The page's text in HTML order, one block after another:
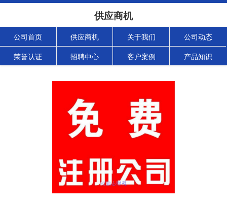
供应商机
公司首页 供应商机 关于我们 公司动态
荣誉认证 招聘中心 客户案例 产品知识